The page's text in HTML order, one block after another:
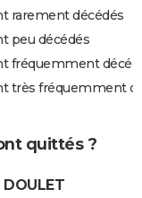
rarement décédés
peu décédés
fréquemment
très fréquemment
quittés ?